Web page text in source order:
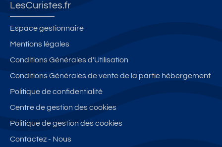
LesCuristes.fr
Espace gestionnaire
Mentions légales
Conditions Générales d'Utilisation
Conditions Générales de vente de la partie hébergement
Politique de confidentialité
Centre de gestion des cookies
Politique de gestion des cookies
Contactez - Nous